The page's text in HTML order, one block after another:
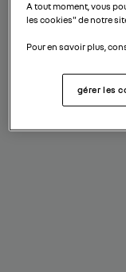
proposer l’offre
A tout moment, vous
les cookies" de notre
Pour en savoir plus,
gérer les